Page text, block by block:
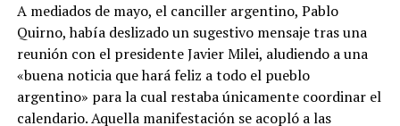
A mediados de mayo, el canciller argentino, Pablo
Quirno, había deslizado un sugestivo mensaje tras una
reunión con el presidente Javier Milei, aludiendo a una
«buena noticia que hará feliz a todo el pueblo
argentino» para la cual restaba únicamente coordinar el
calendario. Aquella manifestación se acopló a las